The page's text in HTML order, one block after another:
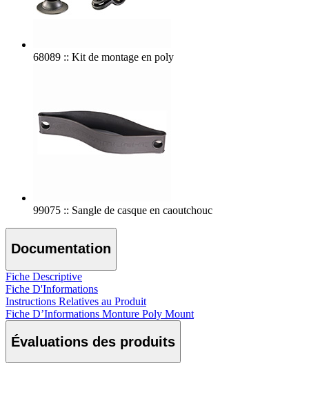
68089 :: Kit de montage en poly
99075 :: Sangle de casque en caoutchouc
Documentation
Fiche Descriptive
Fiche D'Informations
Instructions Relatives au Produit
Fiche D’Informations Monture Poly Mount
Évaluations des produits